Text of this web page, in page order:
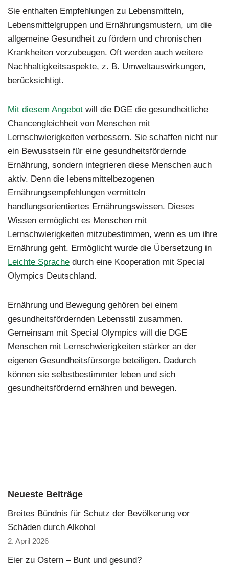
Sie enthalten Empfehlungen zu Lebensmitteln,
Lebensmittelgruppen und Ernährungsmustern, um die
allgemeine Gesundheit zu fördern und chronischen
Krankheiten vorzubeugen. Oft werden auch weitere
Nachhaltigkeitsaspekte, z. B. Umweltauswirkungen,
berücksichtigt.
Mit diesem Angebot will die DGE die gesundheitliche
Chancengleichheit von Menschen mit
Lernschwierigkeiten verbessern. Sie schaffen nicht nur
ein Bewusstsein für eine gesundheitsfördernde
Ernährung, sondern integrieren diese Menschen auch
aktiv. Denn die lebensmittelbezogenen
Ernährungsempfehlungen vermitteln
handlungsorientiertes Ernährungswissen. Dieses
Wissen ermöglicht es Menschen mit
Lernschwierigkeiten mitzubestimmen, wenn es um ihre
Ernährung geht. Ermöglicht wurde die Übersetzung in
Leichte Sprache durch eine Kooperation mit Special
Olympics Deutschland.
Ernährung und Bewegung gehören bei einem
gesundheitsfördernden Lebensstil zusammen.
Gemeinsam mit Special Olympics will die DGE
Menschen mit Lernschwierigkeiten stärker an der
eigenen Gesundheitsfürsorge beteiligen. Dadurch
können sie selbstbestimmter leben und sich
gesundheitsfördernd ernähren und bewegen.
Neueste Beiträge
Breites Bündnis für Schutz der Bevölkerung vor
Schäden durch Alkohol
2. April 2026
Eier zu Ostern – Bunt und gesund?